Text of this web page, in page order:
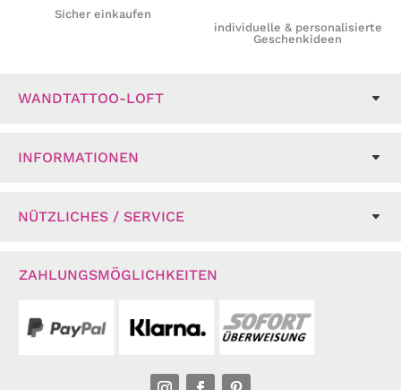
Sicher einkaufen
individuelle & personalisierte
Geschenkideen
WANDTATTOO-LOFT
INFORMATIONEN
NÜTZLICHES / SERVICE
ZAHLUNGSMÖGLICHKEITEN